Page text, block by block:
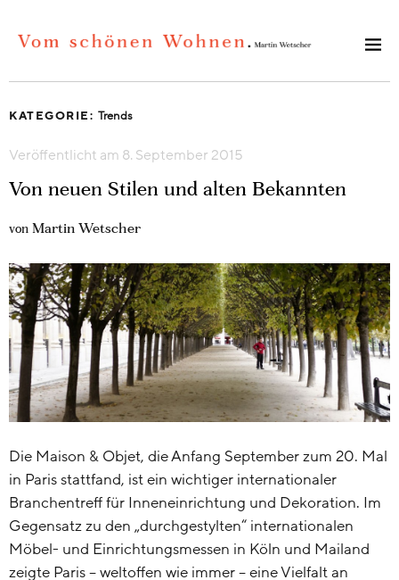
KATEGORIE: Trends
Veröffentlicht am 8. September 2015
Von neuen Stilen und alten Bekannten
von Martin Wetscher
Die Maison & Objet, die Anfang September zum 20. Mal
in Paris stattfand, ist ein wichtiger internationaler
Branchentreff für Inneneinrichtung und Dekoration. Im
Gegensatz zu den „durchgestylten“ internationalen
Möbel- und Einrichtungsmessen in Köln und Mailand
zeigte Paris – weltoffen wie immer – eine Vielfalt an